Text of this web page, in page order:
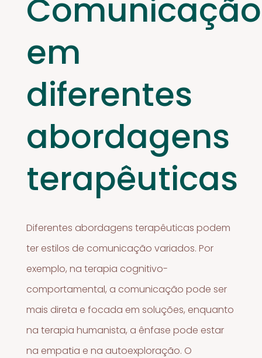
Comunicação
em
diferentes
abordagens
terapêuticas
Diferentes abordagens terapêuticas podem
ter estilos de comunicação variados. Por
exemplo, na terapia cognitivo-
comportamental, a comunicação pode ser
mais direta e focada em soluções, enquanto
na terapia humanista, a ênfase pode estar
na empatia e na autoexploração. O